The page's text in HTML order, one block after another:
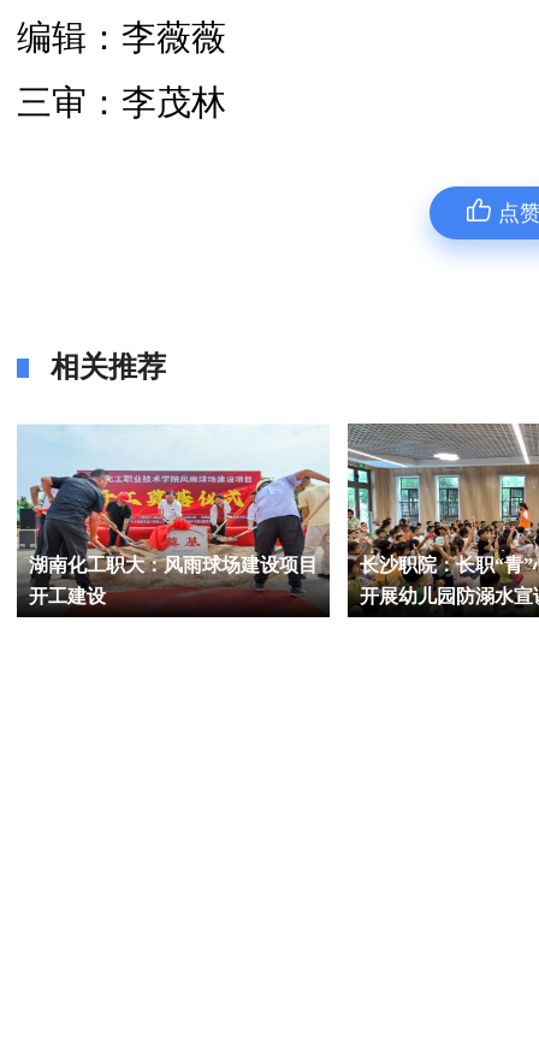
编辑：李薇薇
三审：李茂林
点
相关推荐
湖南化工职大：风雨球场建设项目
开工建设
长沙职院：长职“青”
开展幼儿园防溺水宣